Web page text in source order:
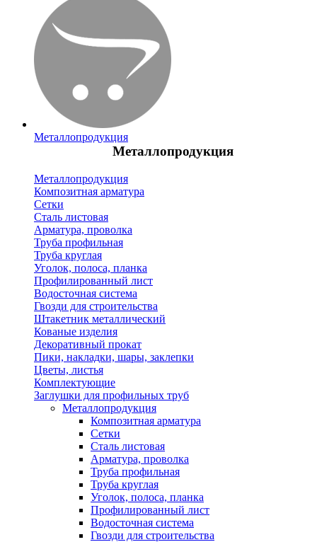
Металлопродукция
Металлопродукция
Металлопродукция
Композитная арматура
Сетки
Сталь листовая
Арматура, проволка
Труба профильная
Труба круглая
Уголок, полоса, планка
Профилированный лист
Водосточная система
Гвозди для строительства
Штакетник металлический
Кованые изделия
Декоративный прокат
Пики, накладки, шары, заклепки
Цветы, листья
Комплектующие
Заглушки для профильных труб
Металлопродукция
Композитная арматура
Сетки
Сталь листовая
Арматура, проволка
Труба профильная
Труба круглая
Уголок, полоса, планка
Профилированный лист
Водосточная система
Гвозди для строительства